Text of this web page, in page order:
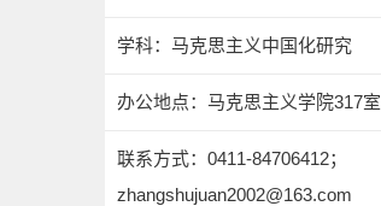
学科：马克思主义中国化研究
办公地点：马克思主义学院317室
联系方式： 0411-84706412；
zhangshujuan2002@163.com